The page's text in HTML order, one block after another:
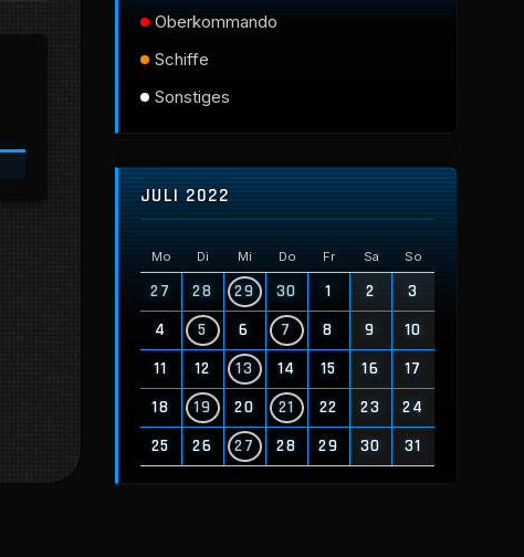
Oberkommando
Schiffe
Sonstiges
JULI 2022
Mo Di Mi Do Fr Sa So
27 28 29 30 1 2
3
4
5 6 7 8 9
10
11
12 13 14 15 16
17
18
19 20 21 22 23
24
25
26 27 28 29 30 31